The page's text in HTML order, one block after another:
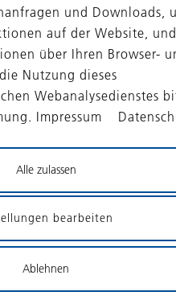
und Downloads,
auf der Website, und
über Ihren Browser-
Nutzung dieses
Webanalysedienstes
Impressum
bearbeiten
Ablehnen
Alle zulassen